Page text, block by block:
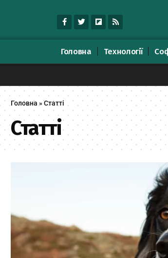
Головна Технології
Головна »Статті
Статті